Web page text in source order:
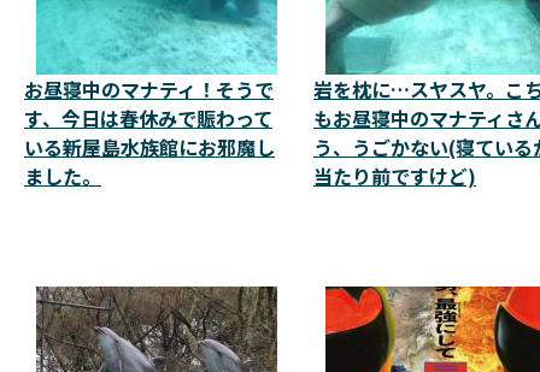
お昼寝中のマナティ！そうで
す、今日は春休みで賑わって
いる新屋島水族館にお邪魔し
ました。
岩を枕に…スヤスヤ。こ
もお昼寝中のマナティさ
う、うごかない(寝ている
当たり前ですけど)